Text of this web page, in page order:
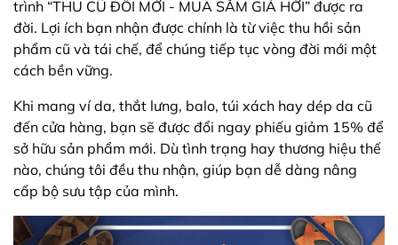
trình “THU CŨ ĐỔI MỚI - MUA SẮM GIÁ HỜI” được ra
đời. Lợi ích bạn nhận được chính là từ việc thu hồi sản
phẩm cũ và tái chế, để chúng tiếp tục vòng đời mới một
cách bền vững.
Khi mang ví da, thắt lưng, balo, túi xách hay dép da cũ
đến cửa hàng, bạn sẽ được đổi ngay phiếu giảm 15% để
sở hữu sản phẩm mới. Dù tình trạng hay thương hiệu thế
nào, chúng tôi đều thu nhận, giúp bạn dễ dàng nâng
cấp bộ sưu tập của mình.